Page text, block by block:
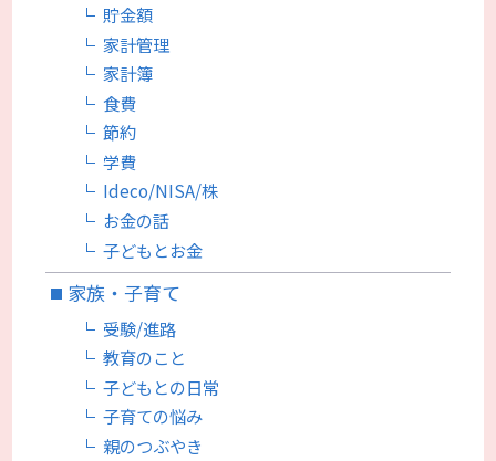
貯金額
家計管理
家計簿
食費
節約
学費
Ideco/NISA/株
お金の話
子どもとお金
家族・子育て
受験/進路
教育のこと
子どもとの日常
子育ての悩み
親のつぶやき